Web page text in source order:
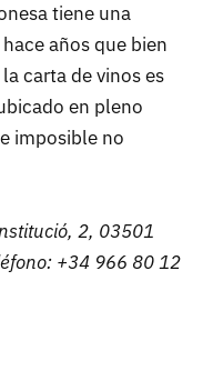
tiene una
años que bien
carta de vinos es
en pleno
imposible no
2, 03501
+34 966 80 12